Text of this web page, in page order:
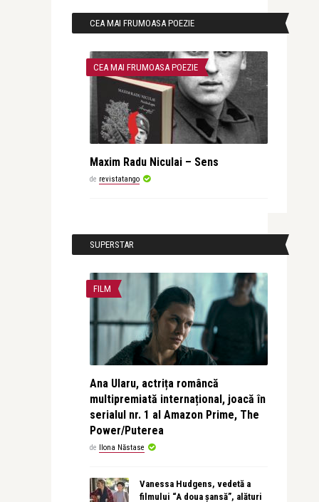
CEA MAI FRUMOASA POEZIE
CEA MAI FRUMOASA POEZIE
Maxim Radu Niculai – Sens
de revistatango
SUPERSTAR
FILM
Ana Ularu, actrița româncă
multipremiată internațional, joacă în
serialul nr. 1 al Amazon Prime, The
Power/Puterea
de Ilona Năstase
Vanessa Hudgens, vedetă a
filmului “A doua șansă”, alături